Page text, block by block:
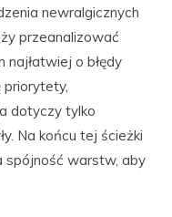
newralgicznych
przeanalizować
najłatwiej o błędy
priorytety,
dotyczy tylko
Na końcu tej ścieżki
spójność warstw, aby